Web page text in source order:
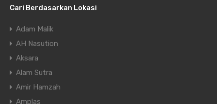
Cari Berdasarkan Lokasi
Adam Malik
AH Nasution
Aksara
Alam Sutra
Amir Hamzah
Amplas